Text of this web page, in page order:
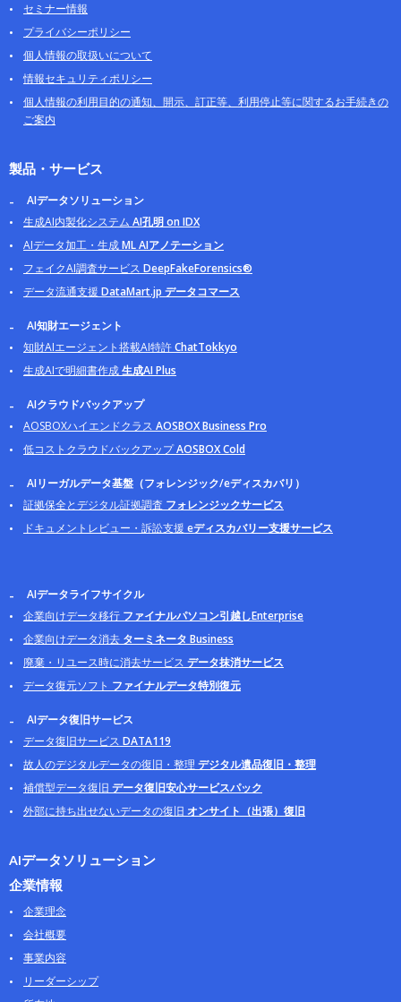
セミナー情報
プライバシーポリシー
個人情報の取扱いについて
情報セキュリティポリシー
個人情報の利用目的の通知、開示、訂正等、利用停止等に関するお手続きの
ご案内
製品・サービス
AIデータソリューション
生成AI内製化システム AI孔明 on IDX
AIデータ加工・生成ML AIアノテーション
フェイクAI調査サービス DeepFakeForensics®
データ流通支援 DataMart.jp データコマース
AI知財エージェント
知財AIエージェント搭載AI特許ChatTokkyo
生成AIで明細書作成生成AI Plus
AIクラウドバックアップ
AOSBOXハイエンドクラス AOSBOX Business Pro
低コストクラウドバックアップAOSBOX Cold
AIリーガルデータ基盤（フォレンジック/eディスカバリ）
証拠保全とデジタル証拠調査 フォレンジックサービス
ドキュメントレビュー・訴訟支援 eディスカバリー支援サービス
AIデータライフサイクル
企業向けデータ移行 ファイナルパソコン引越しEnterprise
企業向けデータ消去 ターミネータ Business
廃棄・リユース時に消去サービス データ抹消サービス
データ復元ソフト ファイナルデータ特別復元
AIデータ復旧サービス
データ復旧サービス DATA119
故人のデジタルデータの復旧・整理 デジタル遺品復旧・整理
補償型データ復旧 データ復旧安心サービスパック
外部に持ち出せないデータの復旧 オンサイト（出張）復旧
AIデータソリューション
企業情報
企業理念
会社概要
事業内容
リーダーシップ